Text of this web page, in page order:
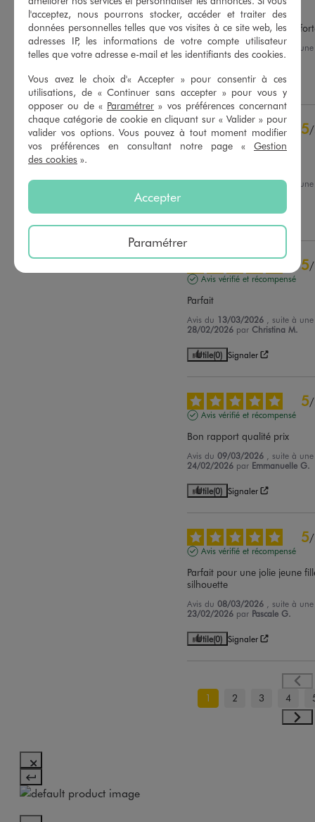
Basé sur
Voir tous les avis sur ce site
étoiles
61
4étoiles
13
3étoiles
2
2étoiles
Avis vérifié et récompensé
Design super sympas,
Avis du05/06/2026 , suite à
23/05/2026 parC.R.
Utile (0) Signaler
5/
Avis vérifié et récompensé
Avis du22/04/2026 , suite à
5/
Avis vérifié et récompensé
Parfait
Avis du 13/03/2026
, suite à
28/02/2026 parChristina M.
Utile(0) Signaler
5/
Avis vérifié et récompensé
Bon rapport qualité prix
Avis du09/03/2026
, suite à
24/02/2026 par Emmanuelle G.
Utile(0) Signaler
5/
Avis vérifié et récompensé
Parfait pour une jolie jeune
silhouette
Avis du08/03/2026
, suite à
23/02/2026 par Pascale G.
Utile(0) Signaler
1 2 3 4
l'acceptez, nous pourrons stocker, accéder et traiter des
données personnelles telles que vos visites à ce site web, les
adresses IP, les informations de votre compte utilisateur
telles que votre adresse e-mail et les identifiants des cookies.
Vous avez le choix d'« Accepter » pour consentir à ces
utilisations, de « Continuer sans accepter » pour vous y
opposer ou de « Paramétrer » vos préférences concernant
chaque catégorie de cookie en cliquant sur « Valider » pour
valider vos options. Vous pouvez à tout moment modifier
vos préférences en consultant notre page « Gestion
des cookies ».
Accepter
Paramétrer